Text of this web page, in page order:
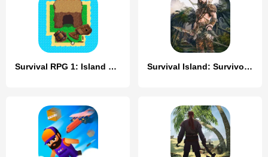
Survival RPG 1: Island Escape Survival Island: Survivor EVO